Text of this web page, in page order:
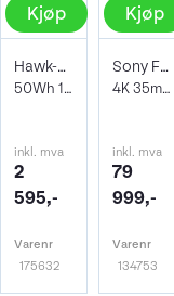
Kjøp
Hawk-Woods BP-50UX
50Wh 14.4v Lithium-Ion Sony BP-U battery
inkl. mva
2
595,-
Varenr
175632
Kjøp
Sony FX6 Full-Frame Cinema Camera
4K 35mm Cinema kamera
inkl. mva
79
999,-
Varenr
134753